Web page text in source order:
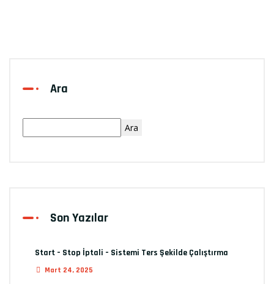
Ara
Ara
Son Yazılar
Start – Stop İptali – Sistemi Ters Şekilde Çalıştırma
Mart 24, 2025